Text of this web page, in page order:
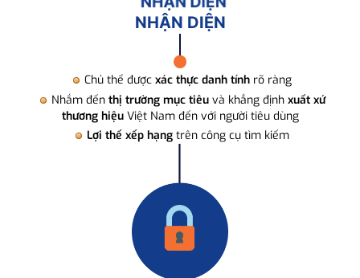
NHẬN DIỆN
Chủ thể được xác thực danh tính rõ ràng
Nhắm đến thị trường mục tiêuvà khẳng định xuất xứ
thương hiệuViệt Nam đến với người tiêu dùng
Lợi thế xếp hạng trên công cụ tìm kiếm